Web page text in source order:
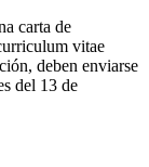
carta de
vitae
deben enviarse
del 13 de